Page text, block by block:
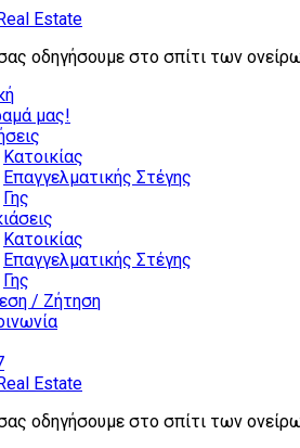
οδηγήσουμε στο σπίτι των
μας!
Κατοικίας
Επαγγελματικής Στέγης
Γης
Κατοικίας
Επαγγελματικής Στέγης
Γης
/ Ζήτηση
οδηγήσουμε στο σπίτι των
ΑΜΕΣΑ: ΕΠΕΝΔΥΤΙΚΑ